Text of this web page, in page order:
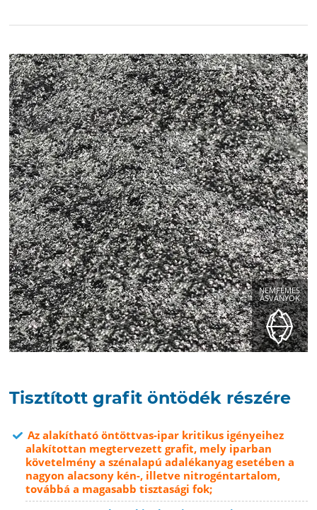
NEMFÉMES
ÁSVÁNYOK
Tisztított grafit öntödék részére
Az alakítható öntöttvas-ipar kritikus igényeihez
alakítottan megtervezett grafit, mely iparban
követelmény a szénalapú adalékanyag esetében a
nagyon alacsony kén-, illetve nitrogéntartalom,
továbbá a magasabb tisztasági fok;